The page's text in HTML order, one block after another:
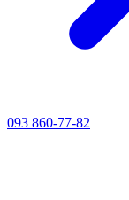
093 860-77-82